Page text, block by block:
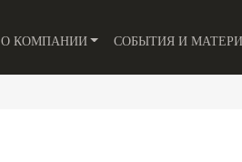
О КОМПАНИИ СОБЫТИЯ И